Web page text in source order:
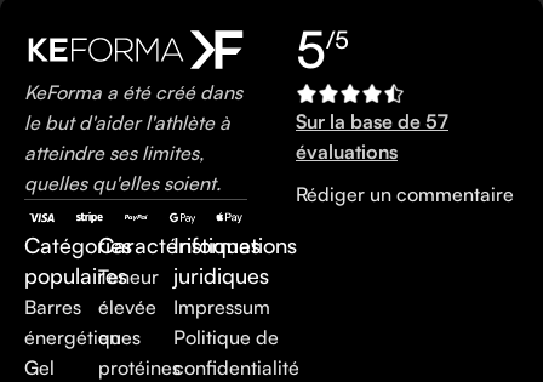
KeForma a été créé dans
le but d'aider l'athlète à
atteindre ses limites,
quelles qu'elles soient.
Catégories
populaires
Barres
énergétiques
Gel
Caractéristiques
Teneur
élevée
en
protéines
Informations
juridiques
Impressum
Politique de
confidentialité
5/5
Sur la base de 57
évaluations
Rédiger un commentaire